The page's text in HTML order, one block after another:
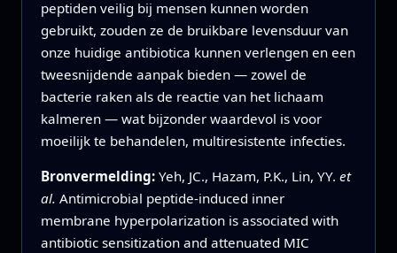
peptiden veilig bij mensen kunnen worden
gebruikt, zouden ze de bruikbare levensduur van
onze huidige antibiotica kunnen verlengen en een
tweesnijdende aanpak bieden — zowel de
bacterie raken als de reactie van het lichaam
kalmeren — wat bijzonder waardevol is voor
moeilijk te behandelen, multiresistente infecties.
Bronvermelding: Yeh, JC., Hazam, P.K., Lin, YY. et
al. Antimicrobial peptide-induced inner
membrane hyperpolarization is associated with
antibiotic sensitization and attenuated MIC